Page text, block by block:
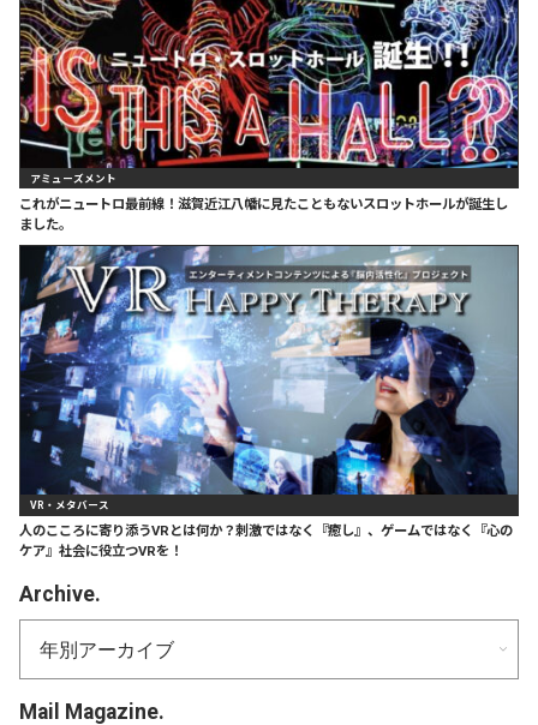
アミューズメント
これがニュートロ最前線！滋賀近江八幡に見たこともないスロットホールが誕生し
ました。
VR・メタバース
人のこころに寄り添うVRとは何か？刺激ではなく『癒し』、ゲームではなく『心の
ケア』社会に役立つVRを！
Archive.
Mail Magazine.